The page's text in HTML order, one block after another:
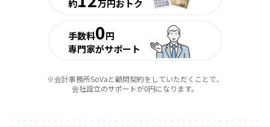
約
万円おトク
手数料0円
専門家がサポート
※会計事務所SoVaと顧問契約をしていただくことで、
会社設立のサポートが0円になります。